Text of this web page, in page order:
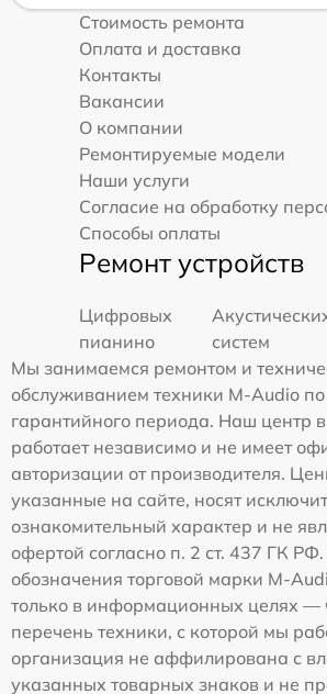
Стоимость ремонта
Оплата и доставка
Контакты
Вакансии
О компании
Ремонтируемые модели
Наши услуги
Согласие на обработку
Способы оплаты
Ремонт устройств
Цифровых
пианино
систем
Мы занимаемся ремонтом и
обслуживанием техники M-Audio по
гарантийного периода. Наш центр
работает независимо и не имеет
авторизации от производителя.
указанные на сайте, носят
ознакомительный характер и не
офертой согласно п. 2 ст. 437 ГК
обозначения торговой марки M-
только в информационных целях —
перечень техники, с которой мы
организация не аффилирована с
указанных товарных знаков и не